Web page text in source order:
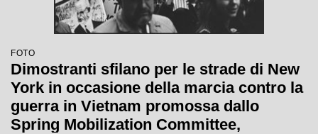
FOTO
Dimostranti sfilano per le strade di New
York in occasione della marcia contro la
guerra in Vietnam promossa dallo
Spring Mobilization Committee,